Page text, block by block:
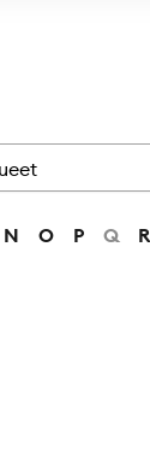
N O P Q R